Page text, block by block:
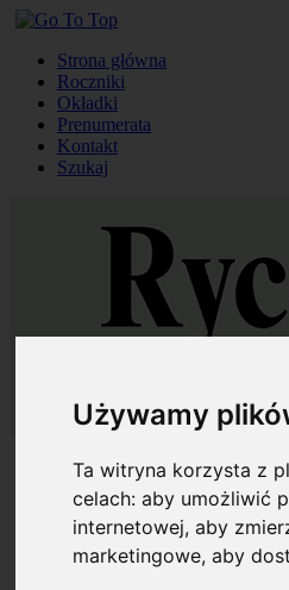
Używamy
Ta witryna korzysta z
celach:aby umożliwić
internetowej,aby
marketingowe,aby
Strona główna
Roczniki
Okładki
Prenumerata
Kontakt
Szukaj
Strona główna
Okładki
Prenumerata
Kontakt